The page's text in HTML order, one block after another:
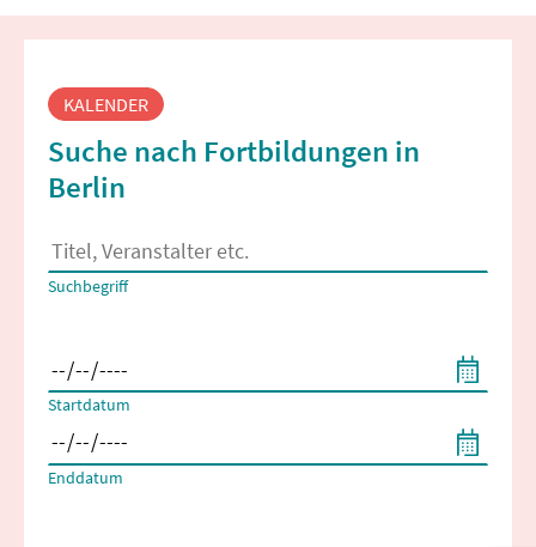
Fortbildungssuche
KALENDER
Suche nach Fortbildungen in
Berlin
Es erscheinen Suchvorschläge, wenn mindestens 2 Zeichen
Suchbegriff
Startdatum
Enddatum